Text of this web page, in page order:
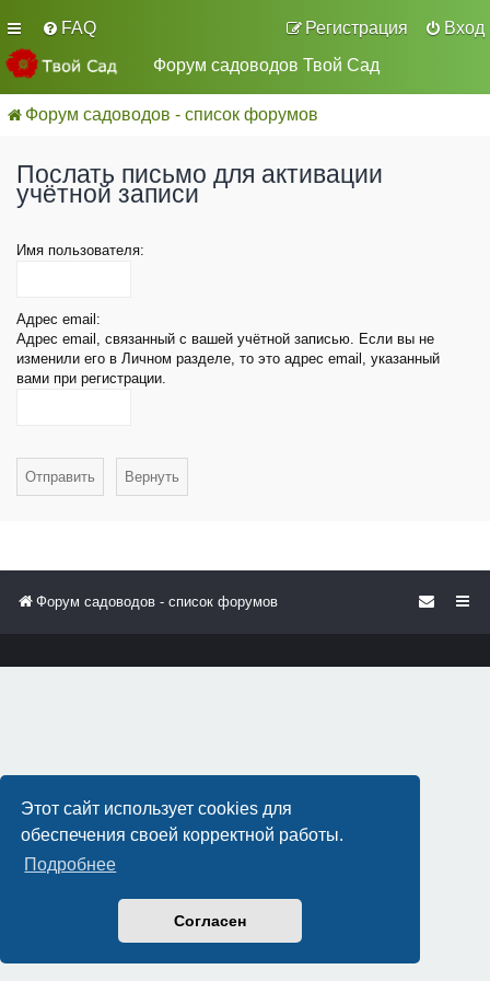
Этот сайт использует cookies для
обеспечения своей корректной работы.
Подробнее
Согласен
FAQ Вход
Регистрация
Форум садоводов Твой Сад
Форум садоводов - список форумов
Послать письмо для активации
учётной записи
Имя пользователя:
Адрес email:
Адрес email, связанный с вашей учётной записью. Если вы не
изменили его в Личном разделе, то это адрес email, указанный
вами при регистрации.
Форум садоводов - список форумов